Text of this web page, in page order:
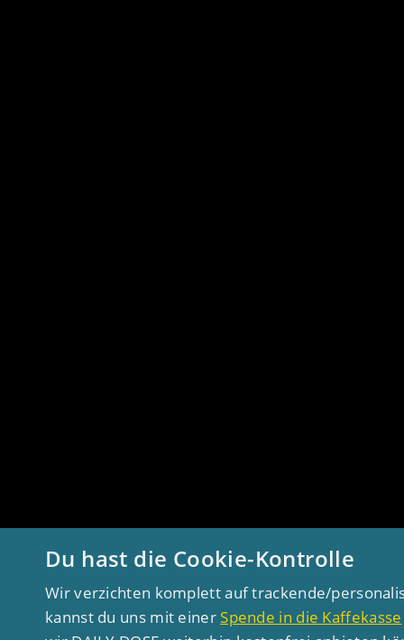
Du hast die Cookie-Kontrolle
Wir verzichten komplett auf trackende/
kannst du uns mit einer Spende in die Kaffekasse